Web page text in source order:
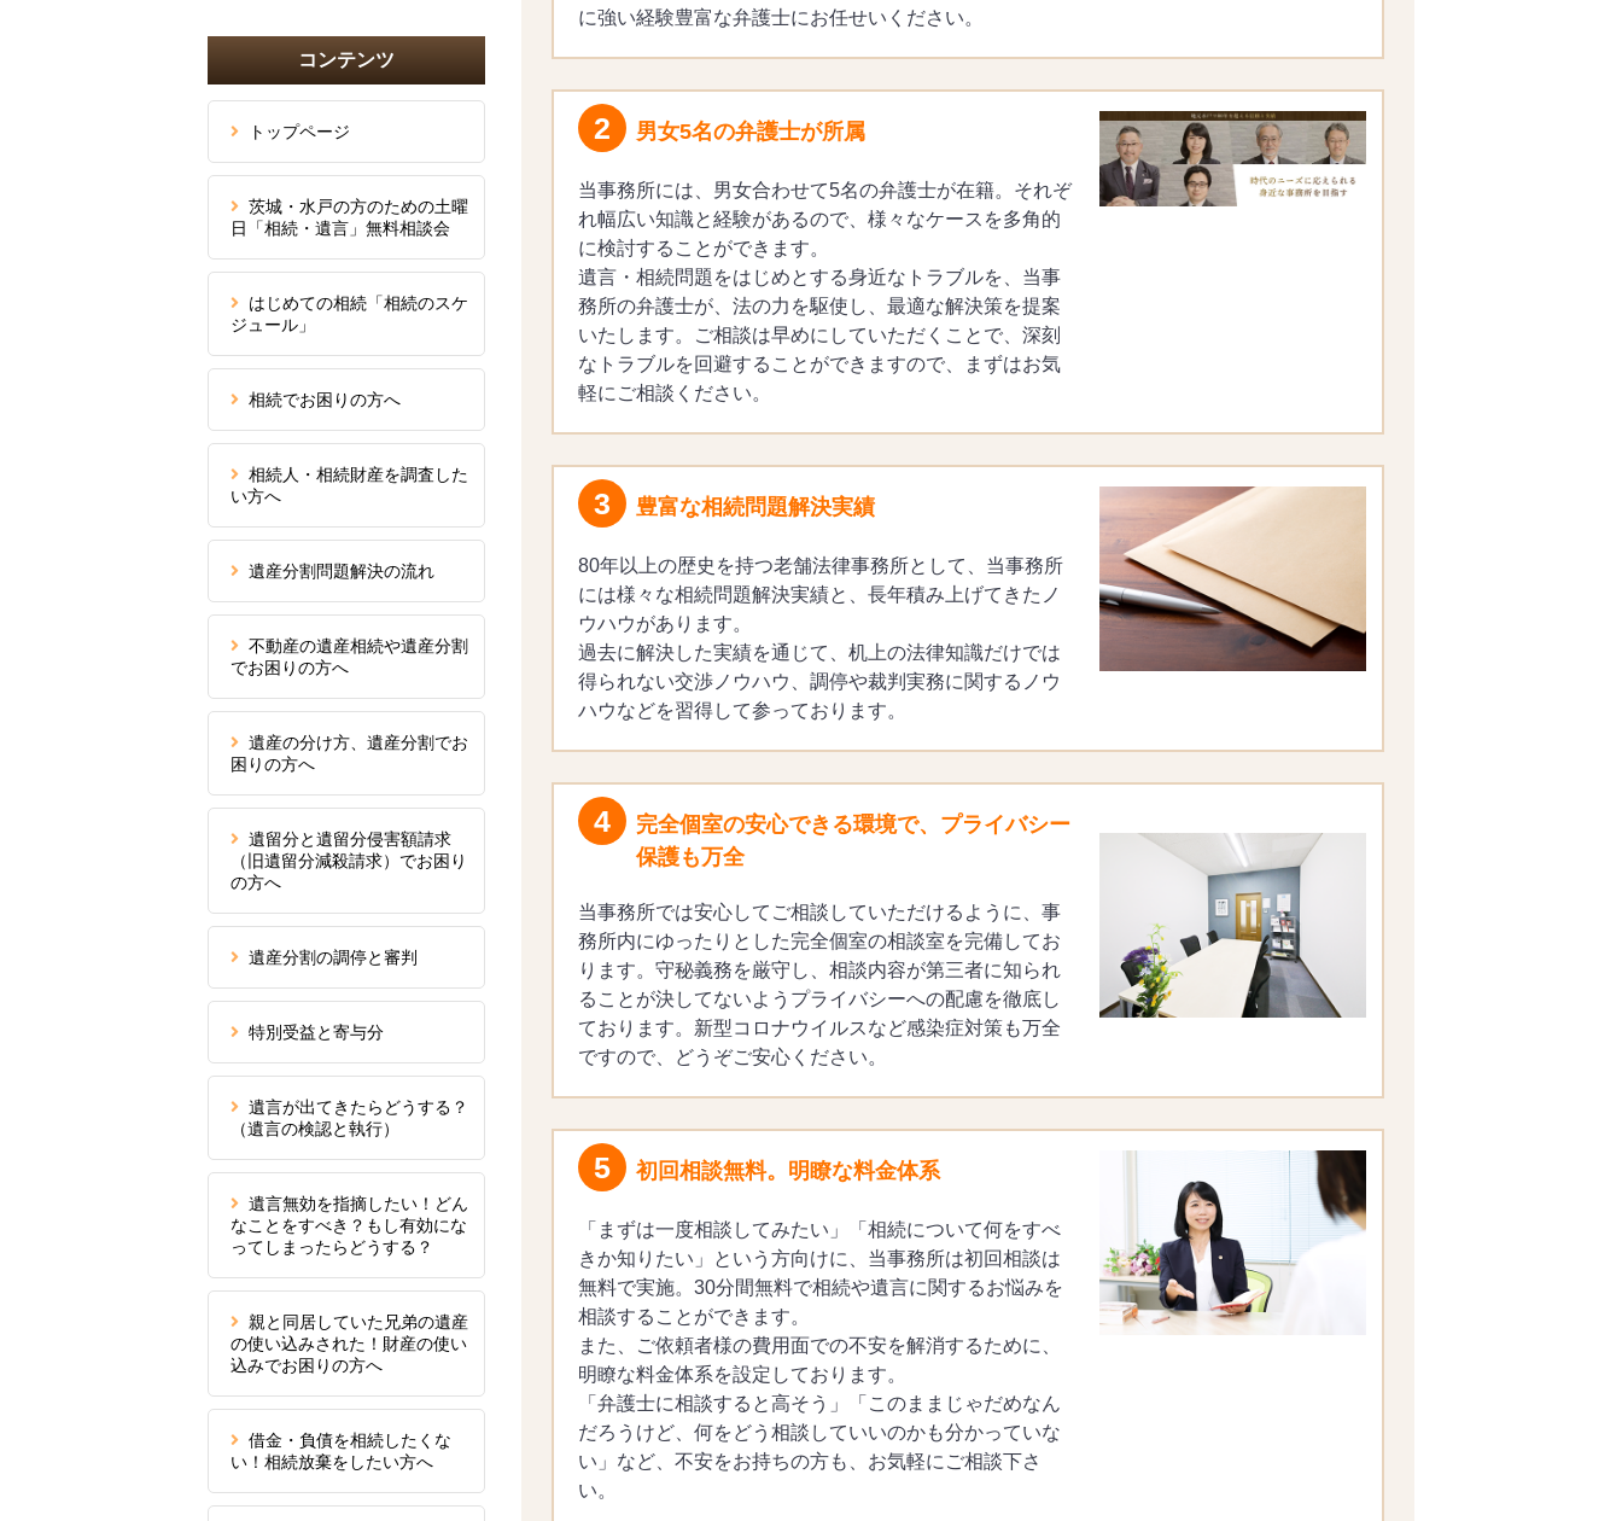
に強い経験豊富な弁護士にお任せいください。
2 男女5名の弁護士が所属
当事務所には、男女合わせて5名の弁護士が在籍。それぞ
れ幅広い知識と経験があるので、様々なケースを多角的
に検討することができます。
遺言・相続問題をはじめとする身近なトラブルを、当事
務所の弁護士が、法の力を駆使し、最適な解決策を提案
いたします。ご相談は早めにしていただくことで、深刻
なトラブルを回避することができますので、まずはお気
軽にご相談ください。
3 豊富な相続問題解決実績
80年以上の歴史を持つ老舗法律事務所として、当事務所
には様々な相続問題解決実績と、長年積み上げてきたノ
ウハウがあります。
過去に解決した実績を通じて、机上の法律知識だけでは
得られない交渉ノウハウ、調停や裁判実務に関するノウ
ハウなどを習得して参っております。
4
完全個室の安心できる環境で、プライバシー
保護も万全
当事務所では安心してご相談していただけるように、事
務所内にゆったりとした完全個室の相談室を完備してお
ります。守秘義務を厳守し、相談内容が第三者に知られ
ることが決してないようプライバシーへの配慮を徹底し
ております。新型コロナウイルスなど感染症対策も万全
ですので、どうぞご安心ください。
5 初回相談無料。明瞭な料金体系
「まずは一度相談してみたい」「相続について何をすべ
きか知りたい」という方向けに、当事務所は初回相談は
無料で実施。30分間無料で相続や遺言に関するお悩みを
相談することができます。
また、ご依頼者様の費用面での不安を解消するために、
明瞭な料金体系を設定しております。
「弁護士に相談すると高そう」「このままじゃだめなん
だろうけど、何をどう相談していいのかも分かっていな
い」など、不安をお持ちの方も、お気軽にご相談下さ
い。
コンテンツ
トップページ
茨城・水戸の方のための土曜
日「相続・遺言」無料相談会
はじめての相続「相続のスケ
ジュール」
相続でお困りの方へ
相続人・相続財産を調査した
い方へ
遺産分割問題解決の流れ
不動産の遺産相続や遺産分割
でお困りの方へ
遺産の分け方、遺産分割でお
困りの方へ
遺留分と遺留分侵害額請求
（旧遺留分減殺請求）でお困り
の方へ
遺産分割の調停と審判
特別受益と寄与分
遺言が出てきたらどうする？
（遺言の検認と執行）
遺言無効を指摘したい！どん
なことをすべき？もし有効にな
ってしまったらどうする？
親と同居していた兄弟の遺産
の使い込みされた！財産の使い
込みでお困りの方へ
借金・負債を相続したくな
い！相続放棄をしたい方へ